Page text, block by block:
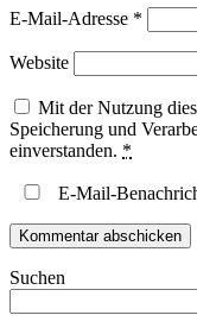
E-Mail-Adresse *
Website
Mit der Nutzung
Speicherung und
einverstanden. *
E-Mail-
Suchen